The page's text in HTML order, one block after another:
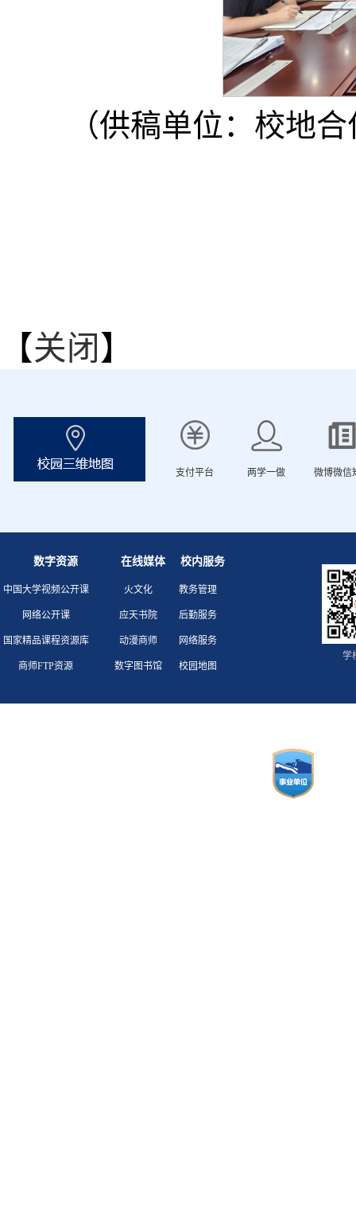
（供稿单位：校地
【关闭 】
支付平台 两学一做 微博微信
数字资源 在线媒体 校内服务
中国大学视频公开课
网络公开课
国家精品课程资源库
商师FTP资源
火文化
应天书院
动漫商师
数字图书馆
教务管理
后勤服务
网络服务
校园地图
学